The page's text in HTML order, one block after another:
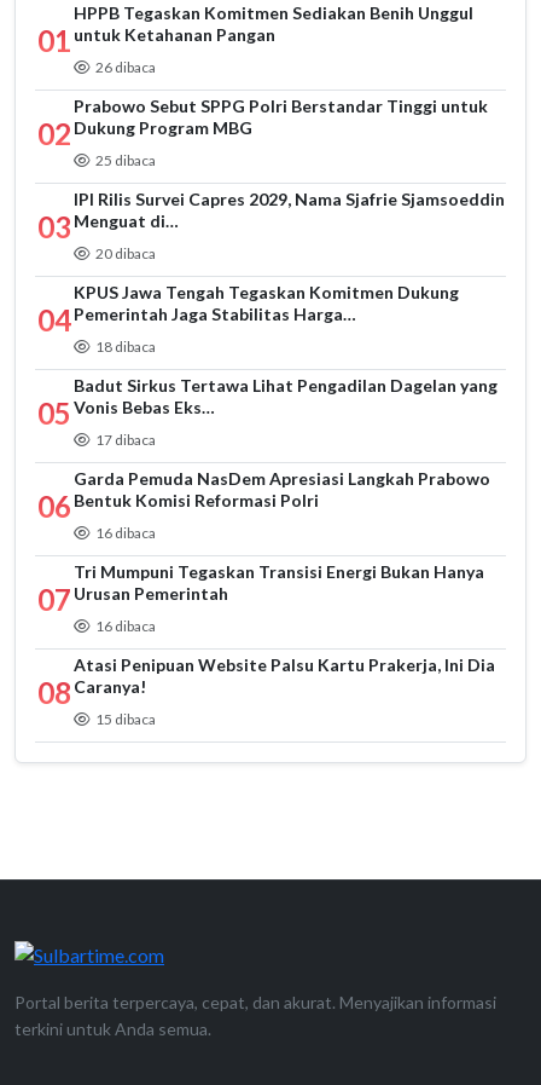
01
HPPB Tegaskan Komitmen Sediakan Benih Unggul
untuk Ketahanan Pangan
26 dibaca
02
Prabowo Sebut SPPG Polri Berstandar Tinggi untuk
Dukung Program MBG
25 dibaca
03
IPI Rilis Survei Capres 2029, Nama Sjafrie Sjamsoeddin
Menguat di…
20 dibaca
04
KPUS Jawa Tengah Tegaskan Komitmen Dukung
Pemerintah Jaga Stabilitas Harga…
18 dibaca
05
Badut Sirkus Tertawa Lihat Pengadilan Dagelan yang
Vonis Bebas Eks…
17 dibaca
06
Garda Pemuda NasDem Apresiasi Langkah Prabowo
Bentuk Komisi Reformasi Polri
16 dibaca
07
Tri Mumpuni Tegaskan Transisi Energi Bukan Hanya
Urusan Pemerintah
16 dibaca
08
Atasi Penipuan Website Palsu Kartu Prakerja, Ini Dia
Caranya!
15 dibaca
Portal berita terpercaya, cepat, dan akurat. Menyajikan informasi
terkini untuk Anda semua.